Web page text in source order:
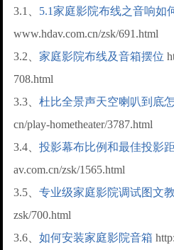
3.1、 5.1家庭影院布线之音响如
www.hdav.com.cn/zsk/691.html
3.2、家庭影院布线及音箱摆位
708.html
3.3、杜比全景声天空喇叭到底
cn/play-hometheater/3787.html
3.4、投影幕布比例和最佳投影
av.com.cn/zsk/1565.html
3.5、专业级家庭影院调试图文
zsk/700.html
3.6、如何安装家庭影院音箱